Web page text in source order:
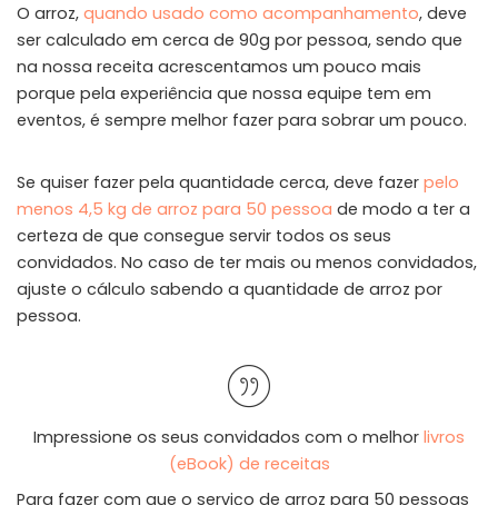
O arroz, quando usado como acompanhamento, deve
ser calculado em cerca de 90g por pessoa, sendo que
na nossa receita acrescentamos um pouco mais
porque pela experiência que nossa equipe tem em
eventos, é sempre melhor fazer para sobrar um pouco.
Se quiser fazer pela quantidade cerca, deve fazer pelo
menos 4,5 kg de arroz para 50 pessoa de modo a ter a
certeza de que consegue servir todos os seus
convidados. No caso de ter mais ou menos convidados,
ajuste o cálculo sabendo a quantidade de arroz por
pessoa.
Impressione os seus convidados com o melhor livros
(eBook) de receitas
Para fazer com que o serviço de arroz para 50 pessoas